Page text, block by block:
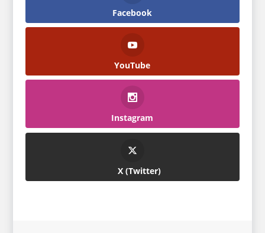
Facebook
YouTube
Instagram
Twitter